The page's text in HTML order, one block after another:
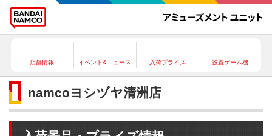
店舗情報 イベント&ニュース 入荷プライズ 設置ゲーム機
namcoヨシヅヤ清洲店